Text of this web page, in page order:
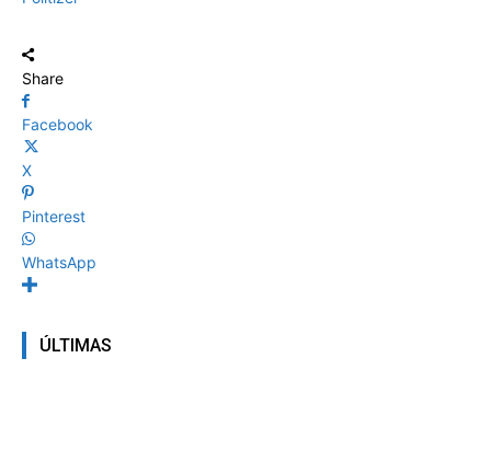
Share
Facebook
X
Pinterest
WhatsApp
ÚLTIMAS